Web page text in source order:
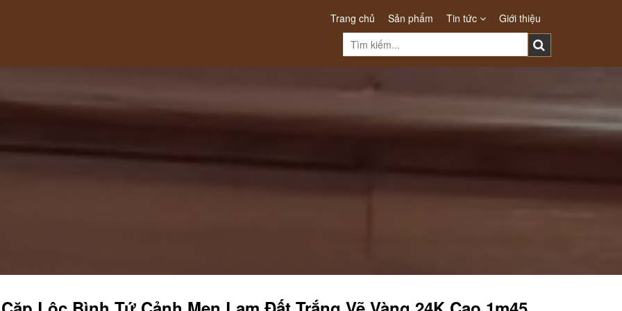
Trang chủ Sản phẩm Tin tức Giới thiệu